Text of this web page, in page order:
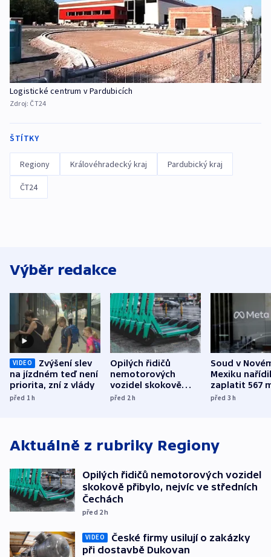
Logistické centrum v Pardubicích
Zdroj: ČT24
ŠTÍTKY
Regiony Královéhradecký kraj Pardubický kraj
ČT24
Výběr redakce
VIDEO
Zvýšení slev
na jízdném teď není
priorita, zní z vlády
před 1h
Opilých řidičů
nemotorových
vozidel skokově
přibylo, nejvíc ve
před 2h
Soud v
Mexiku
zaplatit 567
dolarů kvůli
před 3h
Aktuálně z rubriky Regiony
Opilých řidičů nemotorových vozidel
skokově přibylo, nejvíc ve středních
Čechách
před 2h
VIDEO
České firmy usilují o zakázky
při dostavbě Dukovan